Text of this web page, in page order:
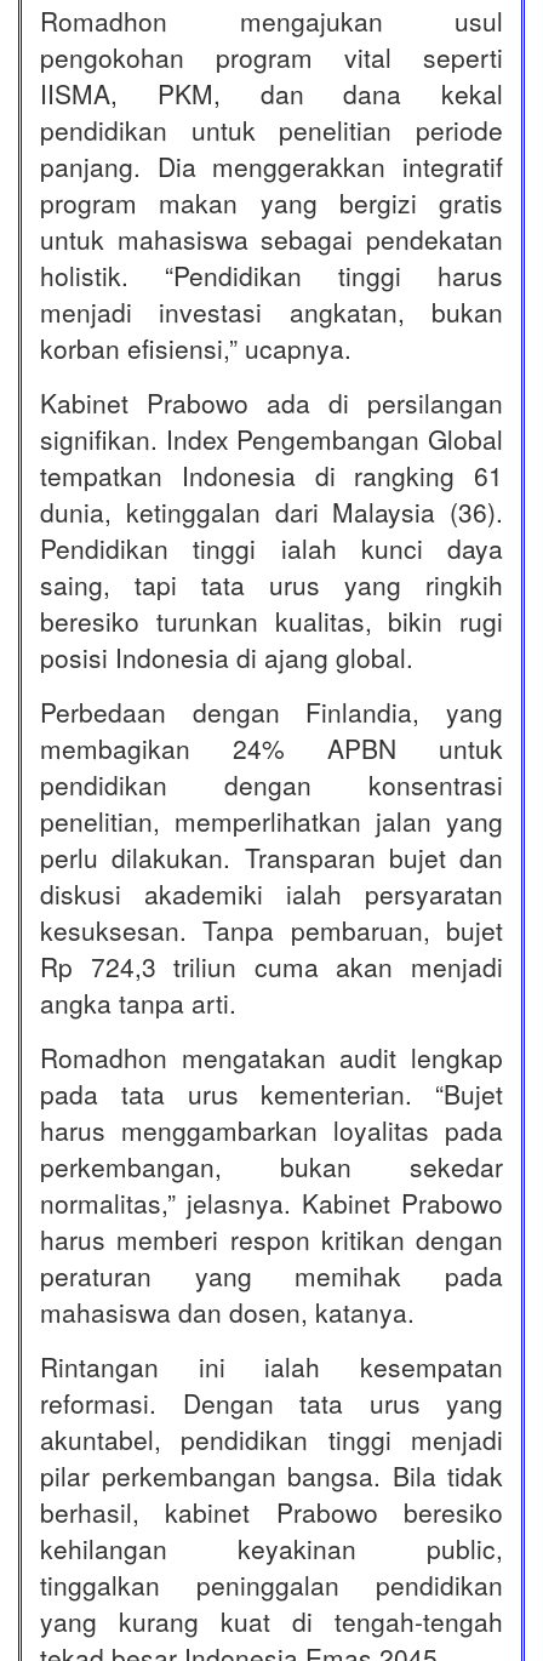
Romadhon mengajukan usul
pengokohan program vital seperti
IISMA, PKM, dan dana kekal
pendidikan untuk penelitian periode
panjang. Dia menggerakkan integratif
program makan yang bergizi gratis
untuk mahasiswa sebagai pendekatan
holistik. “Pendidikan tinggi harus
menjadi investasi angkatan, bukan
korban efisiensi,” ucapnya.
Kabinet Prabowo ada di persilangan
signifikan. Index Pengembangan Global
tempatkan Indonesia di rangking 61
dunia, ketinggalan dari Malaysia (36).
Pendidikan tinggi ialah kunci daya
saing, tapi tata urus yang ringkih
beresiko turunkan kualitas, bikin rugi
posisi Indonesia di ajang global.
Perbedaan dengan Finlandia, yang
membagikan 24% APBN untuk
pendidikan dengan konsentrasi
penelitian, memperlihatkan jalan yang
perlu dilakukan. Transparan bujet dan
diskusi akademiki ialah persyaratan
kesuksesan. Tanpa pembaruan, bujet
Rp 724,3 triliun cuma akan menjadi
angka tanpa arti.
Romadhon mengatakan audit lengkap
pada tata urus kementerian. “Bujet
harus menggambarkan loyalitas pada
perkembangan, bukan sekedar
normalitas,” jelasnya. Kabinet Prabowo
harus memberi respon kritikan dengan
peraturan yang memihak pada
mahasiswa dan dosen, katanya.
Rintangan ini ialah kesempatan
reformasi. Dengan tata urus yang
akuntabel, pendidikan tinggi menjadi
pilar perkembangan bangsa. Bila tidak
berhasil, kabinet Prabowo beresiko
kehilangan keyakinan public,
tinggalkan peninggalan pendidikan
yang kurang kuat di tengah-tengah